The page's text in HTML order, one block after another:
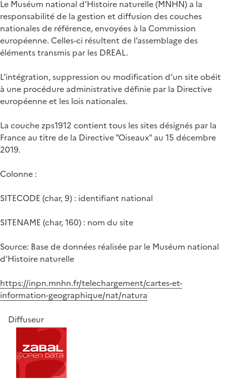
Le Muséum national d’Histoire naturelle (MNHN) a la
responsabilité de la gestion et diffusion des couches
nationales de référence, envoyées à la Commission
européenne. Celles-ci résultent de l’assemblage des
éléments transmis par les DREAL.
L’intégration, suppression ou modification d’un site obéit
à une procédure administrative définie par la Directive
européenne et les lois nationales.
La couche zps1912 contient tous les sites désignés par la
France au titre de la Directive "Oiseaux" au 15 décembre
2019.
Colonne :
SITECODE (char, 9) : identifiant national
SITENAME (char, 160) : nom du site
Source: Base de données réalisée par le Muséum national
d'Histoire naturelle
https://inpn.mnhn.fr/telechargement/cartes-et-
information-geographique/nat/natura
Diffuseur